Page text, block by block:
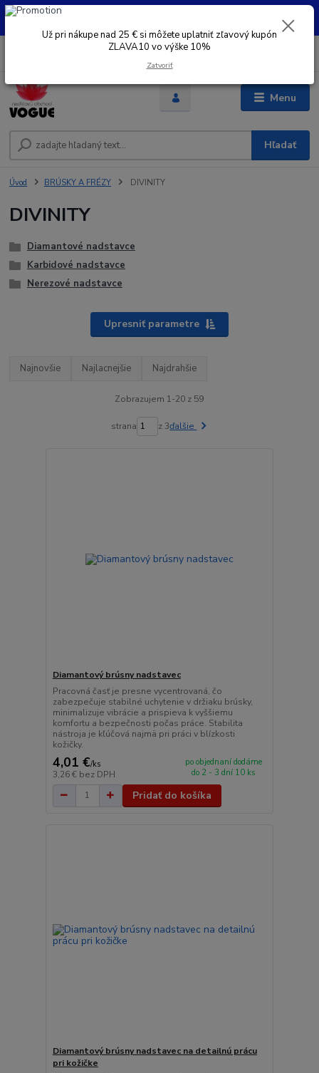
UŽ PRI NÁKUPE OD 30 € SI MOŽETE UPLATNIŤ ZĽAVOVÝ KUPÓN -
Menu
EUR
Hľadať
Úvod BRÚSKY A FRÉZY DIVINITY
DIVINITY
Diamantové nadstavce
Karbidové nadstavce
Nerezové nadstavce
Upresniť parametre
Najnovšie Najlacnejšie Najdrahšie
Zobrazujem 1-20 z 59
strana z 3ďalšie
Diamantový brúsny nadstavec
Pracovná časť je presne vycentrovaná, čo
zabezpečuje stabilné uchytenie v držiaku brúsky,
minimalizuje vibrácie a prispieva k vyššiemu
komfortu a bezpečnosti počas práce. Stabilita
nástroja je kľúčová najmä pri práci v blízkosti
kožičky.
4,01 €/ks
3,26 € bez DPH
po objednaní dodáme
do 2 - 3 dní 10 ks
Pridať do košíka
Diamantový brúsny nadstavec na detailnú prácu
pri kožičke
Už pri nákupe nad 25 € si môžete uplatniť zľavový kupón
ZLAVA10 vo výške 10%
Zatvoriť